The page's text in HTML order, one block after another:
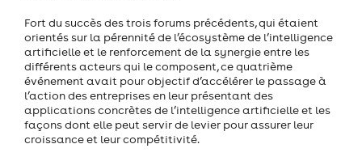
Fort du succès des trois forums précédents, qui étaient
orientés sur la pérennité de l’écosystème de l’intelligence
artificielle et le renforcement de la synergie entre les
différents acteurs qui le composent, ce quatrième
événement avait pour objectif d’accélérer le passage à
l’action des entreprises en leur présentant des
applications concrètes de l’intelligence artificielle et les
façons dont elle peut servir de levier pour assurer leur
croissance et leur compétitivité.